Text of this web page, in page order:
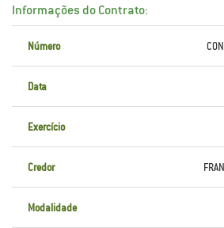
Informações do Contrato:
Número
Data
Exercício
Credor
Modalidade